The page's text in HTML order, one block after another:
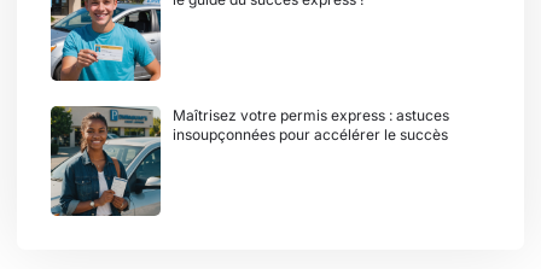
Maîtrisez votre permis express : astuces
insoupçonnées pour accélérer le succès